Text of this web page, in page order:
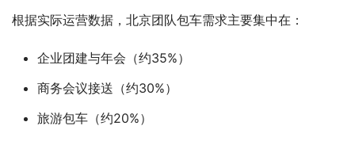
根据实际运营数据，北京团队包车需求主要集中在：
企业团建与年会（约35%）
商务会议接送（约30%）
旅游包车（约20%）